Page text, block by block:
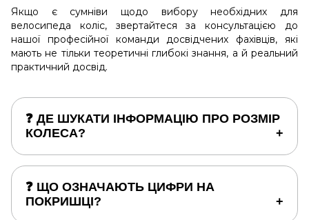
Якщо є сумніви щодо вибору необхідних для
велосипеда коліс, звертайтеся за консультацією до
нашої професійної команди досвідчених фахівців, які
мають не тільки теоретичні глибокі знання, а й реальний
практичний досвід.
❓ ДЕ ШУКАТИ ІНФОРМАЦІЮ ПРО РОЗМІР
КОЛЕСА?
❓ ЩО ОЗНАЧАЮТЬ ЦИФРИ НА
ПОКРИШЦІ?